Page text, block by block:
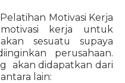
Motivasi Kerja
kerja untuk
sesuatu supaya
perusahaan.
akan didapatkan dari
lain: